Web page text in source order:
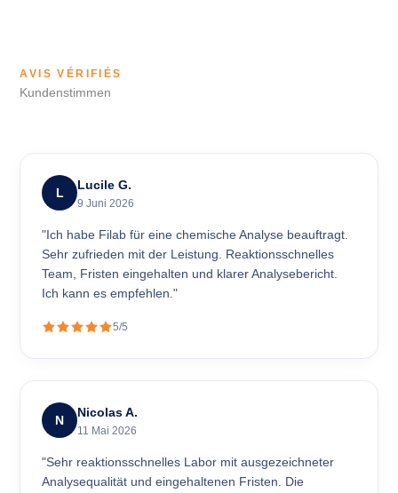
AVIS VÉRIFIÉS
Kundenstimmen
L
Lucile G.
9 Juni 2026
"Ich habe Filab für eine chemische Analyse beauftragt.
Sehr zufrieden mit der Leistung. Reaktionsschnelles
Team, Fristen eingehalten und klarer Analysebericht.
Ich kann es empfehlen."
5/5
N
Nicolas A.
11 Mai 2026
"Sehr reaktionsschnelles Labor mit ausgezeichneter
Analysequalität und eingehaltenen Fristen. Die